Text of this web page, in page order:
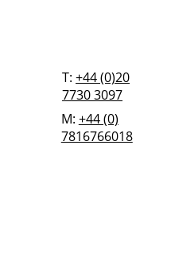
T:+44 (0)20
7730 3097
М: +44 (0)
7816766018